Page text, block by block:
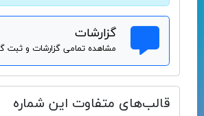
گزارشات
مشاهده تمامی گزارشات و ثبت
قالب‌های متفاوت این شماره